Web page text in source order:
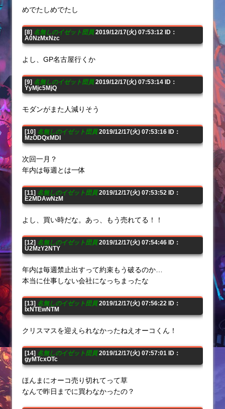
めでたしめでたし
[8] 名無しのイゼット団員2019/12/17(火) 07:53:12 ID：
A0NzMxNzc
よし、GP名古屋行くか
[9] 名無しのイゼット団員2019/12/17(火) 07:53:14 ID：
YyMjc5MjQ
モダンがまた人減りそう
[10] 名無しのイゼット団員2019/12/17(火) 07:53:16 ID：
MzODQxMDI
次回一月？
年内は毎週とは一体
[11] 名無しのイゼット団員2019/12/17(火) 07:53:52 ID：
E2MDAwNzM
よし、買い時だな。あっ、もう売れてる！！
[12] 名無しのイゼット団員2019/12/17(火) 07:54:46 ID：
U2MzY2NTY
年内は毎週禁止出すって約束もう破るのか…
本当に仕事しない会社になっちまったな
[13] 名無しのイゼット団員2019/12/17(火) 07:56:22 ID：
IxNTEwNTM
クリスマスを迎えられなかったねえオーコくん！
[14] 名無しのイゼット団員2019/12/17(火) 07:57:01 ID：
gyMTcxOTc
ほんまにオーコ売り切れてって草
なんで昨日までに買わなかったの？